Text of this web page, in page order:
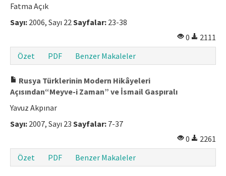
Fatma Açık
Sayı: 2006, Sayı 22 Sayfalar: 23-38
0
2111
Özet
PDF Benzer Makaleler
Rusya Türklerinin Modern Hikâyeleri
Açısından“Meyve-i Zaman” ve İsmail Gaspıralı
Yavuz Akpınar
Sayı: 2007, Sayı 23 Sayfalar: 7-37
0
2261
Özet
PDF Benzer Makaleler